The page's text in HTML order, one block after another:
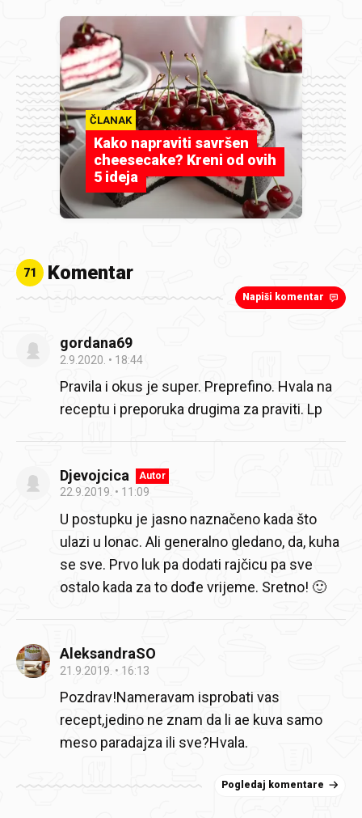
ČLANAK
Kako napraviti savršen
cheesecake? Kreni od ovih
5 ideja
71 Komentar
Napiši komentar
gordana69
2.9.2020. 18:44
Pravila i okus je super. Preprefino. Hvala na
receptu i preporuka drugima za praviti. Lp
Djevojcica Autor
22.9.2019. 11:09
U postupku je jasno naznačeno kada što
ulazi u lonac. Ali generalno gledano, da, kuha
se sve. Prvo luk pa dodati rajčicu pa sve
ostalo kada za to dođe vrijeme. Sretno! 🙂
AleksandraSO
21.9.2019. 16:13
Pozdrav!Nameravam isprobati vas
recept,jedino ne znam da li ae kuva samo
meso paradajza ili sve?Hvala.
Pogledaj komentare